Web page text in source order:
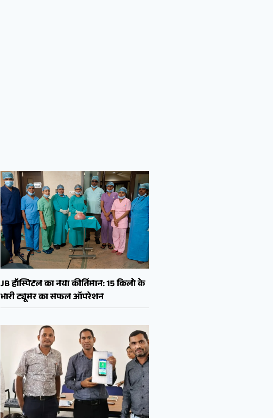
JB हॉस्पिटल का नया कीर्तिमान: 15 किलो के
भारी ट्यूमर का सफल ऑपरेशन